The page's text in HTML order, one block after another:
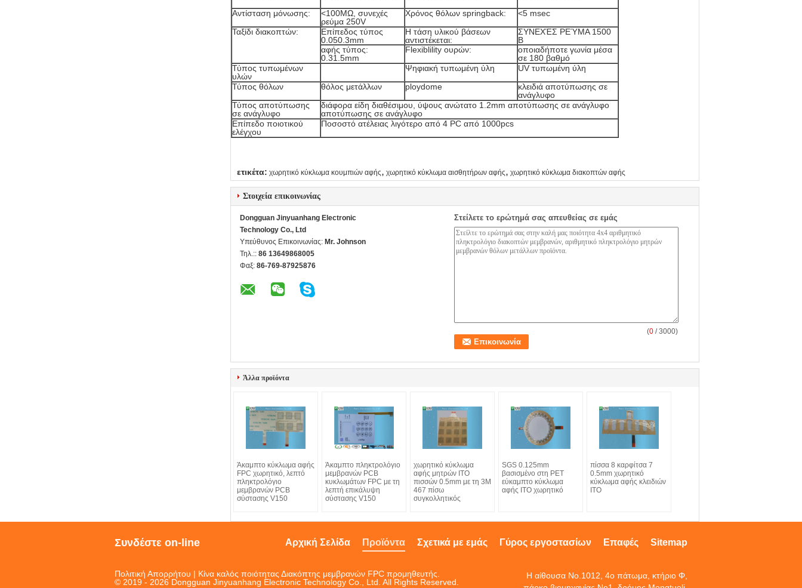
Αντίσταση μόνωσης:
<100MΩ, συνεχές
ρεύμα 250V
Χρόνος θόλων springback:
<5 msec
Ταξίδι διακοπτών:
Επίπεδος τύπος
0.050.3mm
Η τάση υλικού βάσεων
αντιστέκεται:
ΣΥΝΕΧΈΣ ΡΕΎΜΑ 1500
Β
αφής τύπος:
0.31.5mm
Flexiblility ουρών:
οποιαδήποτε γωνία μέσα
σε 180 βαθμό
Τύπος τυπωμένων
υλών
Ψηφιακή τυπωμένη ύλη
UV τυπωμένη ύλη
Τύπος θόλων
θόλος μετάλλων ploydome
κλειδιά αποτύπωσης σε
ανάγλυφο
Τύπος αποτύπωσης
σε ανάγλυφο
διάφορα είδη διαθέσιμου, ύψους ανώτατο 1.2mm αποτύπωσης σε ανάγλυφο
αποτύπωσης σε ανάγλυφο
Επίπεδο ποιοτικού
ελέγχου
Ποσοστό ατέλειας λιγότερο από 4 PC από 1000pcs
ετικέτα: χωρητικό κύκλωμα κουμπιών αφής, χωρητικό κύκλωμα αισθητήρων αφής, χωρητικό κύκλωμα διακοπτών αφής
Στοιχεία επικοινωνίας
Dongguan Jinyuanhang Electronic
Technology Co., Ltd
Υπεύθυνος Επικοινωνίας: Mr. Johnson
Τηλ.:: 86 13649868005
Φαξ: 86-769-87925876
Στείλετε το ερώτημά σας απευθείας σε εμάς
(0 / 3000)
Άλλα προϊόντα
Άκαμπτο κύκλωμα αφής
FPC χωρητικό, λεπτό
πληκτρολόγιο
μεμβρανών PCB
σύστασης V150
Άκαμπτο πληκτρολόγιο
μεμβρανών PCB
κυκλωμάτων FPC με τη
λεπτή επικάλυψη
σύστασης V150
χωρητικό κύκλωμα
αφής μητρών ITO
πισσών 0.5mm με τη 3M
467 πίσω
συγκολλητικός
SGS 0.125mm
βασισμένο στη PET
εύκαμπτο κύκλωμα
αφής ITO χωρητικό
πίσσα 8 καρφίτσα 7
0.5mm χωρητικό
κύκλωμα αφής κλειδιών
ITO
Συνδέστε on-line Sitemap
Επαφές
Γύρος εργοστασίων
Σχετικά με εμάς
Προϊόντα
Αρχική Σελίδα
Πολιτική Απορρήτου | Κίνα καλός ποιότητας Διακόπτης μεμβρανών FPC προμηθευτής.
© 2019 - 2026 Dongguan Jinyuanhang Electronic Technology Co., Ltd. All Rights Reserved.
Η αίθουσα No.1012, 4ο πάτωμα, κτήριο Φ,